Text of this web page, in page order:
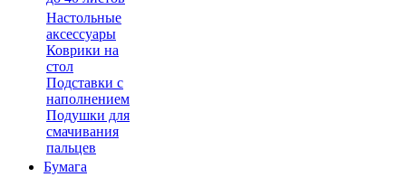
Настольные
аксессуары
Коврики на
стол
Подставки с
наполнением
Подушки для
смачивания
пальцев
Бумага